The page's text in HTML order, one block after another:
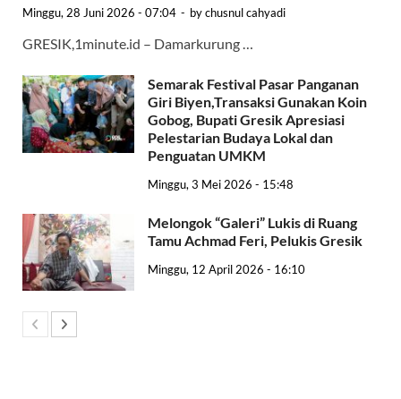
Minggu, 28 Juni 2026 - 07:04 - bychusnul cahyadi
GRESIK,1minute.id – Damarkurung …
Semarak Festival Pasar Panganan
Giri Biyen,Transaksi Gunakan Koin
Gobog, Bupati Gresik Apresiasi
Pelestarian Budaya Lokal dan
Penguatan UMKM
Minggu, 3 Mei 2026 - 15:48
Melongok “Galeri” Lukis di Ruang
Tamu Achmad Feri, Pelukis Gresik
Minggu, 12 April 2026 - 16:10